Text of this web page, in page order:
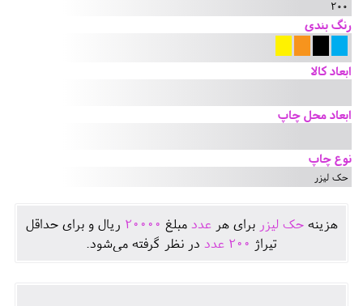
200
رنگ بندی
ابعاد کالا
ابعاد محل چاپ
نوع چاپ
حک لیزر
هزينهحک لیزر برای هرعدد مبلغ 20000 ريال و برای حداقل
تيراژ 200 عدد در نظر گرفته می‌شود.